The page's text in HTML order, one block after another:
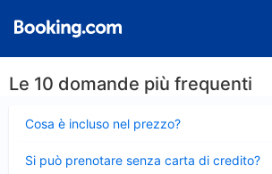
Le 10 domande più frequenti
Cosa è incluso nel prezzo?
chiuso
Si può prenotare senza carta di credito?
chiuso